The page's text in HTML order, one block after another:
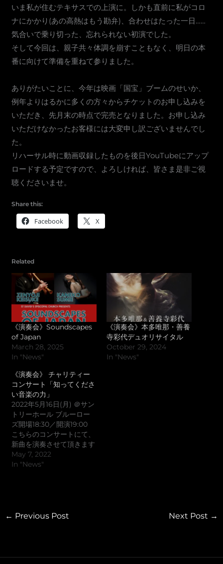
いま私が住むテキサスでの上演に。しかも直前に私がコロ
ナにかかり(あの高熱はもう勘弁)、合わせはたった一日……
気合いで乗り切った、忘れられない初演でした。
そして今回は、親子共々体調を崩すこともなく、明日の本
番に向けて準備を重ねて参りました。
ありがたいことに、今年は映画「国宝」ブームのせいか、
例年よりはるかに多くの方々からチケットのお申し込みを
いただき、先月末の時点で完売となりました。お申し込み
いただけなかったお客様には大変申し訳ございませんでし
た。
リハーサル時に動画収録したものを後日YouTubeにアップ
ロードする予定ですので、よろしければ、皆さま是非ご視
聴くださいませ。
Share this:
Facebook X
Related
《演奏会》Soundscapes
of Japan
March 28, 2025
In "News"
《演奏会》本多唯那・善養
寺彩代デュオリサイタル
October 29, 2024
In "News"
《演奏会》 チャリティー
コンサート「知ってくださ
い音楽の力」
2022年5月16日(月) ＠サン
トリーホール ブルーロー
ズ開場18:30／開演19:00
こちらのコンサートにて、
新曲を演奏させて頂きます
『わらべうたによるパラフ
レーズ』指揮：辻 博之ソ
ヴァルディ「四季」では、
May 7, 2022
In "News"
← Previous Post Next Post →